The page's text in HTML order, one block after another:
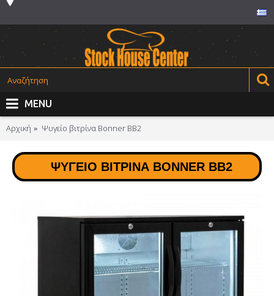
MENU
Αρχική Ψυγείο βιτρίνα Bonner BB2
ΨΥΓΕΊΟ ΒΙΤΡΊΝΑ BONNER BB2